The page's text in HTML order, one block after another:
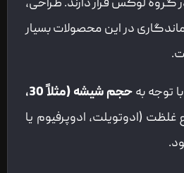
لوکس‌ قرار دارند. طراحی،
در این محصولات بسیار
توجه به
حجم شیشه (مثلاً 30،
غلظت (ادوتویلت، ادوپرفیوم یا